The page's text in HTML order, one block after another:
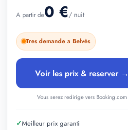
A partir de0 €/ nuit
Tres demande a Belvès
Voir les prix & reserver →
Vous serez redirige vers Booking.com
✓Meilleur prix garanti